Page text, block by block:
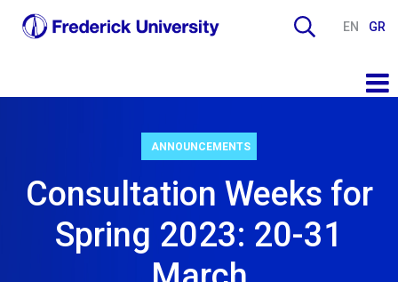
EN GR
ANNOUNCEMENTS
Consultation Weeks for
Spring 2023: 20-31